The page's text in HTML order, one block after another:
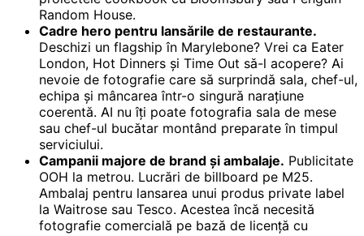
Random House.
Cadre hero pentru lansările de restaurante.
Deschizi un flagship în Marylebone? Vrei ca Eater
London, Hot Dinners și Time Out să-l acopere? Ai
nevoie de fotografie care să surprindă sala, chef-ul,
echipa și mâncarea într-o singură narațiune
coerentă. AI nu îți poate fotografia sala de mese
sau chef-ul bucătar montând preparate în timpul
serviciului.
Campanii majore de brand și ambalaje. Publicitate
OOH la metrou. Lucrări de billboard pe M25.
Ambalaj pentru lansarea unui produs private label
la Waitrose sau Tesco. Acestea încă necesită
fotografie comercială pe bază de licență cu